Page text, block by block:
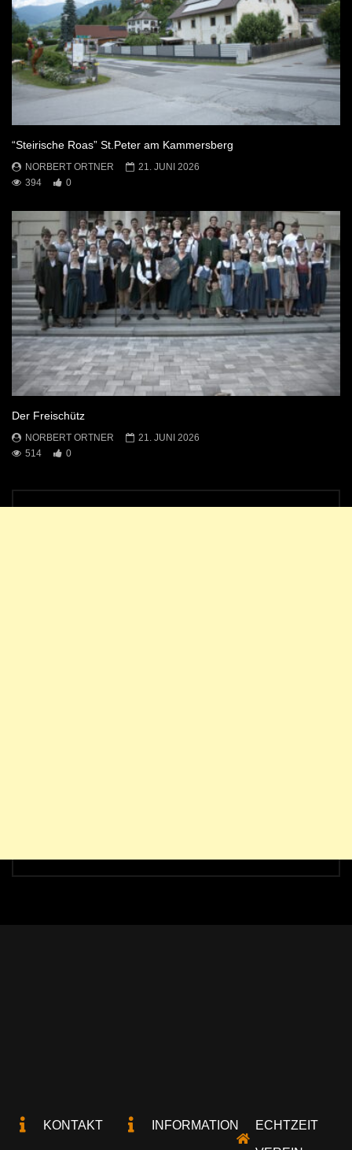
“Steirische Roas” St.Peter am Kammersberg
NORBERT ORTNER
21. JUNI 2026
394
0
Der Freischütz
NORBERT ORTNER
21. JUNI 2026
514
0
KONTAKT INFORMATION ECHTZEIT